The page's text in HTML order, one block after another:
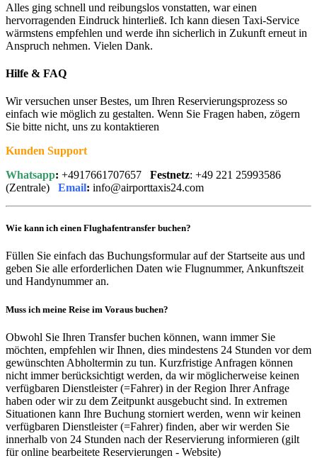
Alles ging schnell und reibungslos vonstatten, war einen
hervorragenden Eindruck hinterließ. Ich kann diesen Taxi-Service
wärmstens empfehlen und werde ihn sicherlich in Zukunft erneut in
Anspruch nehmen. Vielen Dank.
Hilfe & FAQ
Wir versuchen unser Bestes, um Ihren Reservierungsprozess so
einfach wie möglich zu gestalten. Wenn Sie Fragen haben, zögern
Sie bitte nicht, uns zu kontaktieren
Kunden Support
Whatsapp: +4917661707657 Festnetz: +49 221 25993586
(Zentrale) Email: info@airporttaxis24.com
Wie kann ich einen Flughafentransfer buchen?
Füllen Sie einfach das Buchungsformular auf der Startseite aus und
geben Sie alle erforderlichen Daten wie Flugnummer, Ankunftszeit
und Handynummer an.
Muss ich meine Reise im Voraus buchen?
Obwohl Sie Ihren Transfer buchen können, wann immer Sie
möchten, empfehlen wir Ihnen, dies mindestens 24 Stunden vor dem
gewünschten Abholtermin zu tun. Kurzfristige Anfragen können
nicht immer berücksichtigt werden, da wir möglicherweise keinen
verfügbaren Dienstleister (=Fahrer) in der Region Ihrer Anfrage
haben oder wir zu dem Zeitpunkt ausgebucht sind. In extremen
Situationen kann Ihre Buchung storniert werden, wenn wir keinen
verfügbaren Dienstleister (=Fahrer) finden, aber wir werden Sie
innerhalb von 24 Stunden nach der Reservierung informieren (gilt
für online bearbeitete Reservierungen - Website)